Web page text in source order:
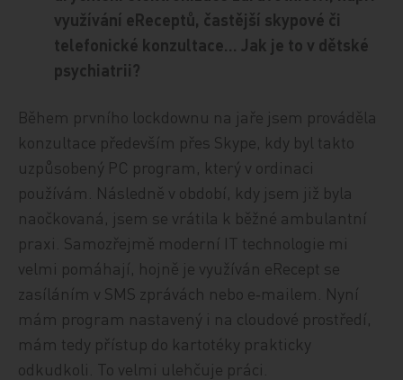
využívání eReceptů, častější skypové či
telefonické konzultace… Jak je to v dětské
psychiatrii?
Během prvního lockdownu na jaře jsem prováděla
konzultace především přes Skype, kdy byl takto
uzpůsobený PC program, který v ordinaci
používám. Následně v období, kdy jsem již byla
naočkovaná, jsem se vrátila k běžné ambulantní
praxi. Samozřejmě moderní IT technologie mi
velmi pomáhají, hojně je využíván eRecept se
zasíláním v SMS zprávách nebo e‑mailem. Nyní
mám program nastavený i na cloudové prostředí,
mám tedy přístup do kartotéky prakticky
odkudkoli. To velmi ulehčuje práci.